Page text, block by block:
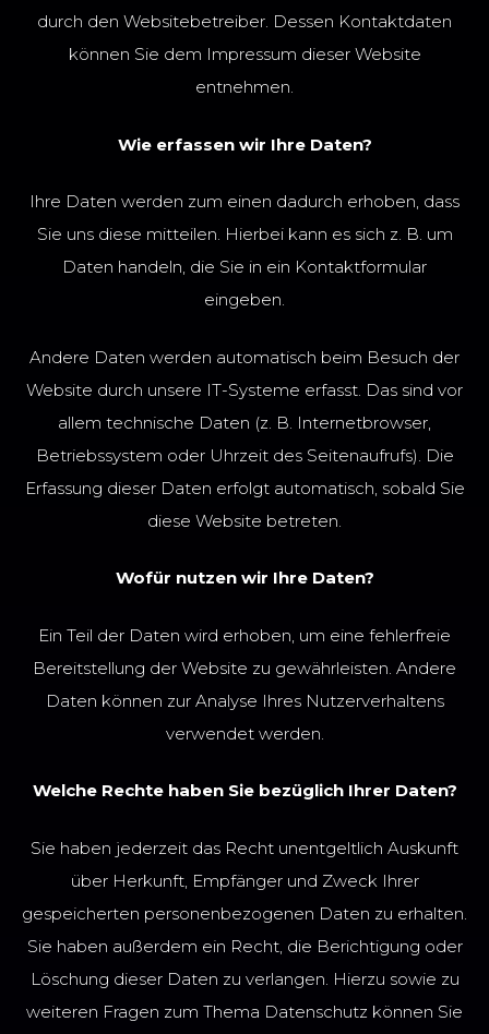
durch den Websitebetreiber. Dessen Kontaktdaten
können Sie dem Impressum dieser Website
entnehmen.
Wie erfassen wir Ihre Daten?
Ihre Daten werden zum einen dadurch erhoben, dass
Sie uns diese mitteilen. Hierbei kann es sich z. B. um
Daten handeln, die Sie in ein Kontaktformular
eingeben.
Andere Daten werden automatisch beim Besuch der
Website durch unsere IT-Systeme erfasst. Das sind vor
allem technische Daten (z. B. Internetbrowser,
Betriebssystem oder Uhrzeit des Seitenaufrufs). Die
Erfassung dieser Daten erfolgt automatisch, sobald Sie
diese Website betreten.
Wofür nutzen wir Ihre Daten?
Ein Teil der Daten wird erhoben, um eine fehlerfreie
Bereitstellung der Website zu gewährleisten. Andere
Daten können zur Analyse Ihres Nutzerverhaltens
verwendet werden.
Welche Rechte haben Sie bezüglich Ihrer Daten?
Sie haben jederzeit das Recht unentgeltlich Auskunft
über Herkunft, Empfänger und Zweck Ihrer
gespeicherten personenbezogenen Daten zu erhalten.
Sie haben außerdem ein Recht, die Berichtigung oder
Löschung dieser Daten zu verlangen. Hierzu sowie zu
weiteren Fragen zum Thema Datenschutz können Sie